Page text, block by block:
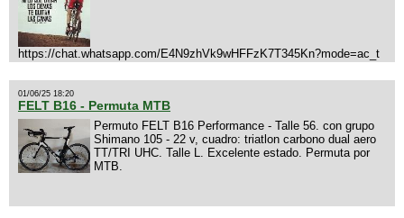
https://chat.whatsapp.com/E4N9zhVk9wHFFzK7T345Kn?mode=ac_t
01/06/25 18:20
FELT B16 - Permuta MTB
Permuto FELT B16 Performance - Talle 56. con grupo
Shimano 105 - 22 v, cuadro: triatlon carbono dual aero
TT/TRI UHC. Talle L. Excelente estado. Permuta por
MTB.